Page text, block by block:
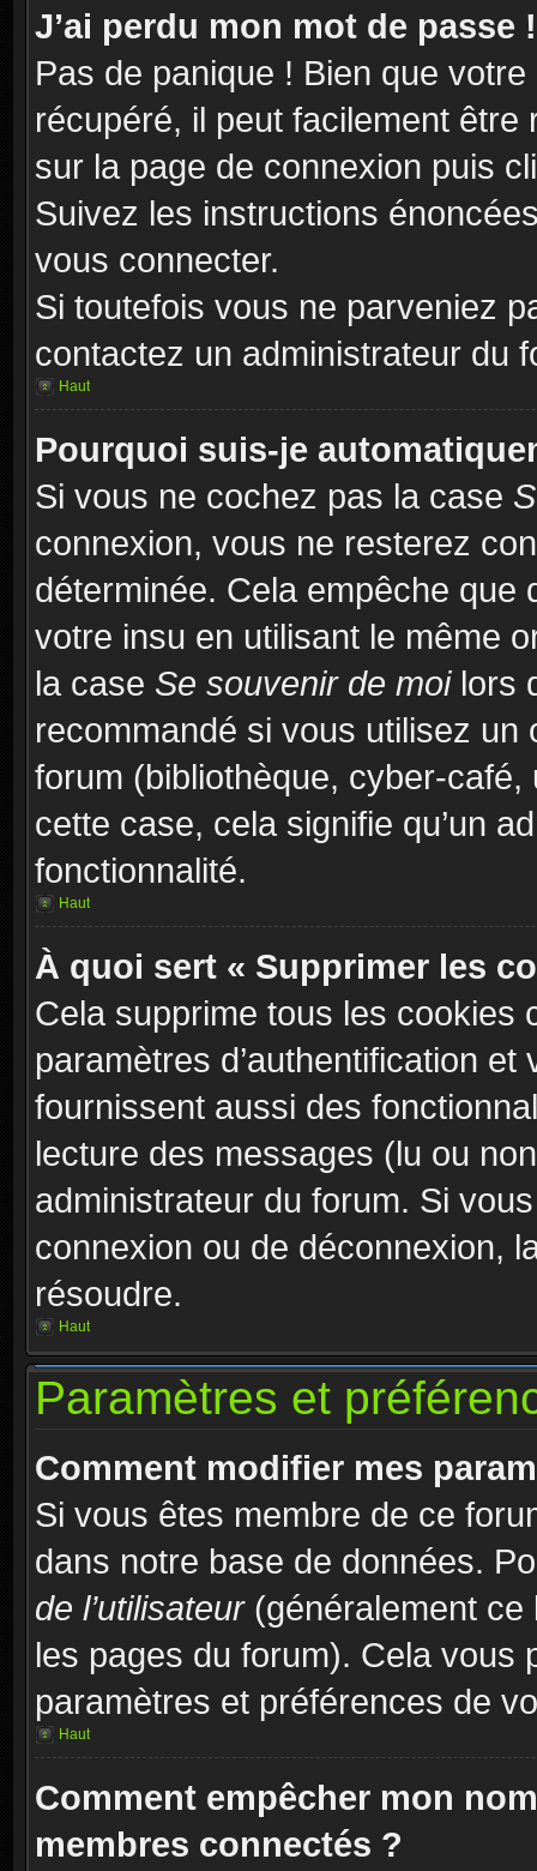
J’ai perdu mon mot de passe !
Pas de panique ! Bien que
récupéré, il peut facilement
sur la page de connexion puis
Suivez les instructions
vous connecter.
Si toutefois vous ne parveniez
contactez un administrateur du
Haut
Pourquoi suis-je
Si vous ne cochez pas la case
connexion, vous ne resterez
déterminée. Cela empêche que
votre insu en utilisant le même
la case Se souvenir de moilors
recommandé si vous utilisez
forum (bibliothèque, cyber-
cette case, cela signifie qu’un
fonctionnalité.
Haut
À quoi sert « Supprimer les
Cela supprime tous les cookies
paramètres d’authentification
fournissent aussi des
lecture des messages (lu ou
administrateur du forum. Si
connexion ou de déconnexion,
résoudre.
Haut
Paramètres et
Comment modifier mes
Si vous êtes membre de ce
dans notre base de données.
de l’utilisateur(généralement ce
les pages du forum). Cela vous
paramètres et préférences de
Haut
Comment empêcher mon
membres connectés ?